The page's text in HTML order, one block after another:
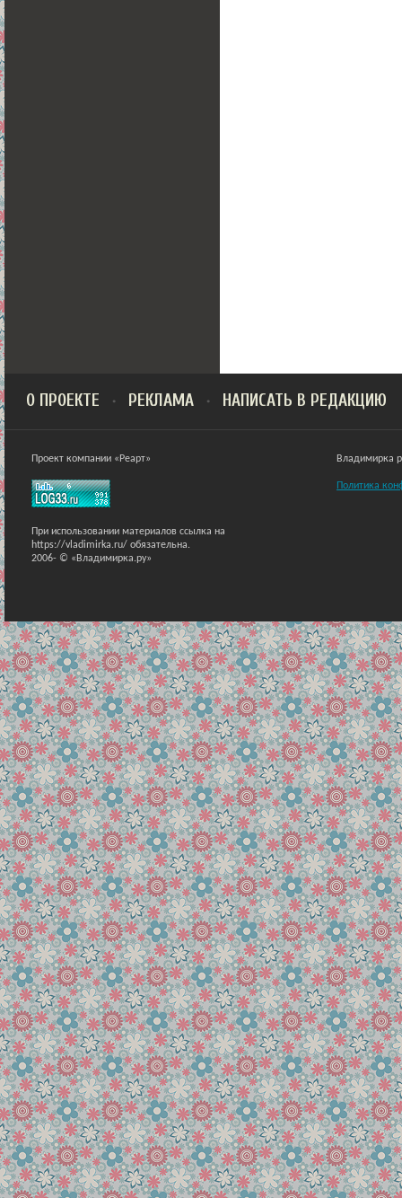
О ПРОЕКТЕ РЕКЛАМА НАПИСАТЬ В РЕДАКЦИЮ
Проект компании «Реарт»
При использовании материалов ссылка на
https://vladimirka.ru/ обязательна.
2006- © «Владимирка.ру»
Владимирка
Политика